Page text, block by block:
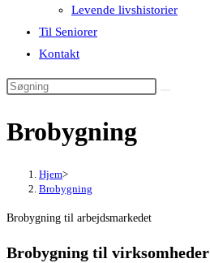
Levende livshistorier
Til Seniorer
Kontakt
Brobygning
Hjem>
Brobygning
Brobygning til arbejdsmarkedet
Brobygning til virksomheder